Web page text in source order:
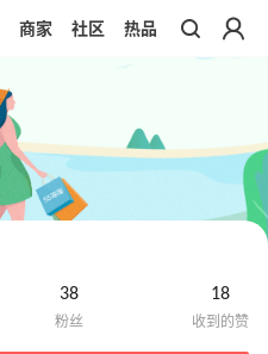
商家 社区 热品
38 18